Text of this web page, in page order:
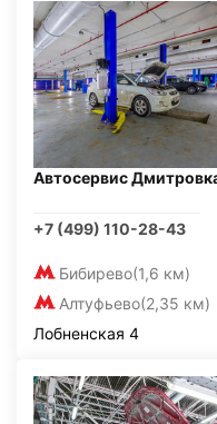
Автосервис
+7 (499) 110-28-43
Бибирево(1,6 км)
Алтуфьево(2,35 км)
Лобненская 4